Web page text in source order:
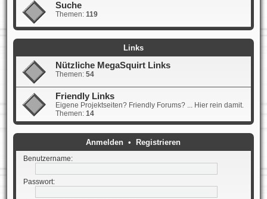
Suche
Themen: 119
Links
Nützliche MegaSquirt Links
Themen: 54
Friendly Links
Eigene Projektseiten? Friendly Forums? ... Hier rein damit.
Themen: 14
Anmelden • Registrieren
Benutzername:
Passwort: